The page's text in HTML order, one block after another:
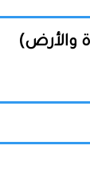
والأرض)